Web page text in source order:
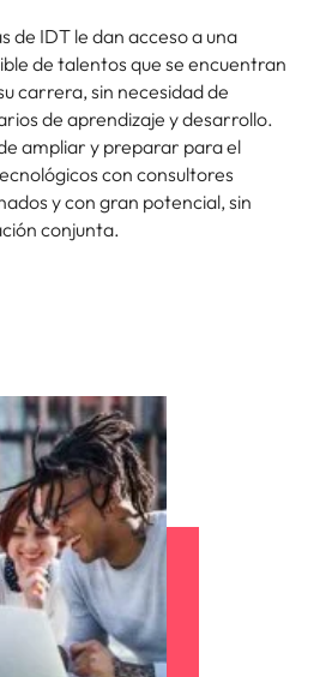
de IDT le dan acceso a una
de talentos que se encuentran
carrera, sin necesidad de
de aprendizaje y desarrollo.
ampliar y preparar para el
con consultores
y con gran potencial, sin
conjunta.